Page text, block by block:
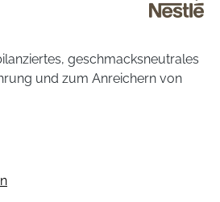
geschmacksneutrales
und zum Anreichern von